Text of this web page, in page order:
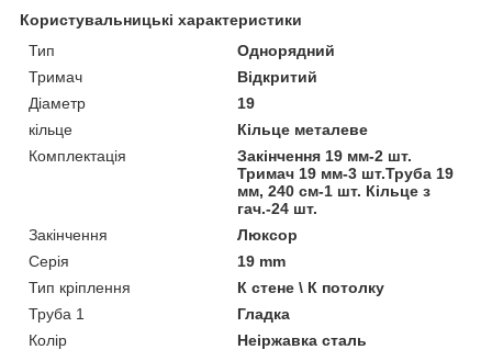
Користувальницькі характеристики
Тип
Однорядний
Тримач
Відкритий
Діаметр
19
кільце
Кільце металеве
Комплектація
Закінчення 19 мм-2 шт.
Тримач 19 мм-3 шт.Труба 19
мм, 240 см-1 шт. Кільце з
гач.-24 шт.
Закінчення
Люксор
Серія
19 mm
Тип кріплення
К стене \ К потолку
Труба 1
Гладка
Колір
Неіржавка сталь